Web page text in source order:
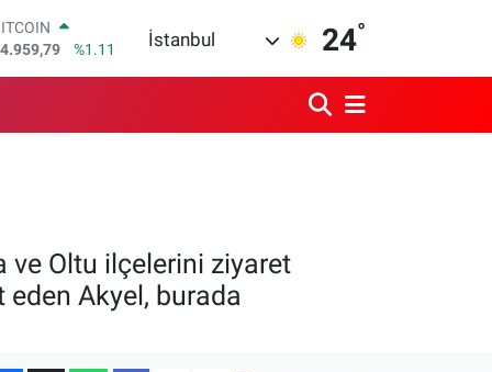
%0.18
İstanbul 24°
ve Oltu ilçelerini ziyaret
Akyel, burada